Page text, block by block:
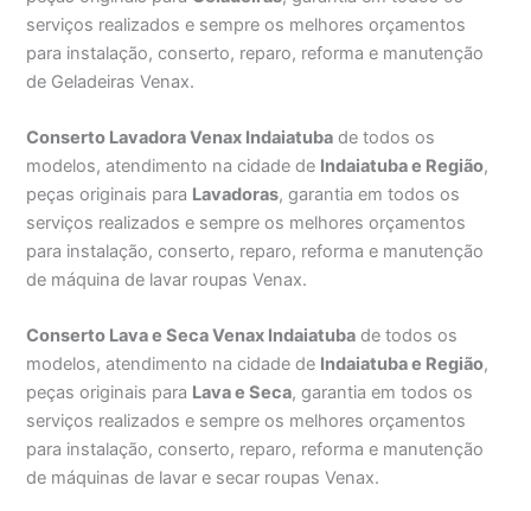
serviços realizados e sempre os melhores orçamentos
para instalação, conserto, reparo, reforma e manutenção
de Geladeiras Venax.
Conserto Lavadora Venax Indaiatuba de todos os
modelos, atendimento na cidade de Indaiatuba e Região,
peças originais para Lavadoras, garantia em todos os
serviços realizados e sempre os melhores orçamentos
para instalação, conserto, reparo, reforma e manutenção
de máquina de lavar roupas Venax.
Conserto Lava e Seca Venax Indaiatuba de todos os
modelos, atendimento na cidade de Indaiatuba e Região,
peças originais para Lava e Seca, garantia em todos os
serviços realizados e sempre os melhores orçamentos
para instalação, conserto, reparo, reforma e manutenção
de máquinas de lavar e secar roupas Venax.